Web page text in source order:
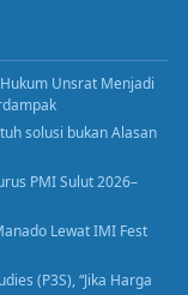
Unsrat Menjadi
solusi bukan Alasan
PMI Sulut 2026–
Lewat IMI Fest
(P3S), “Jika Harga